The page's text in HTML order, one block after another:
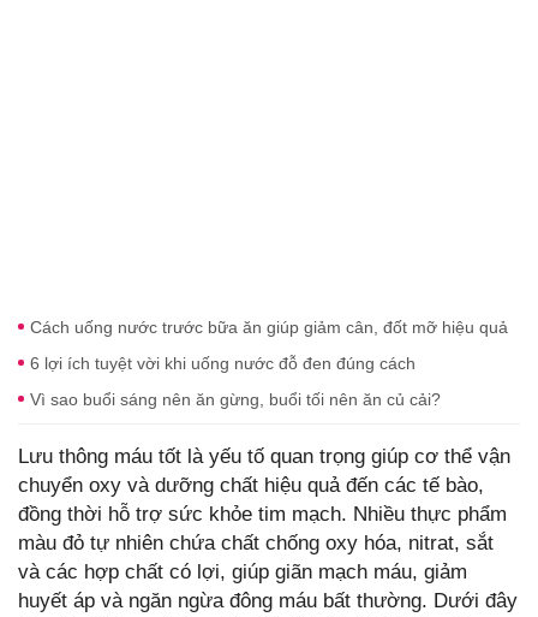
Cách uống nước trước bữa ăn giúp giảm cân, đốt mỡ hiệu quả
6 lợi ích tuyệt vời khi uống nước đỗ đen đúng cách
Vì sao buổi sáng nên ăn gừng, buổi tối nên ăn củ cải?
Lưu thông máu tốt là yếu tố quan trọng giúp cơ thể vận
chuyển oxy và dưỡng chất hiệu quả đến các tế bào,
đồng thời hỗ trợ sức khỏe tim mạch. Nhiều thực phẩm
màu đỏ tự nhiên chứa chất chống oxy hóa, nitrat, sắt
và các hợp chất có lợi, giúp giãn mạch máu, giảm
huyết áp và ngăn ngừa đông máu bất thường. Dưới đây